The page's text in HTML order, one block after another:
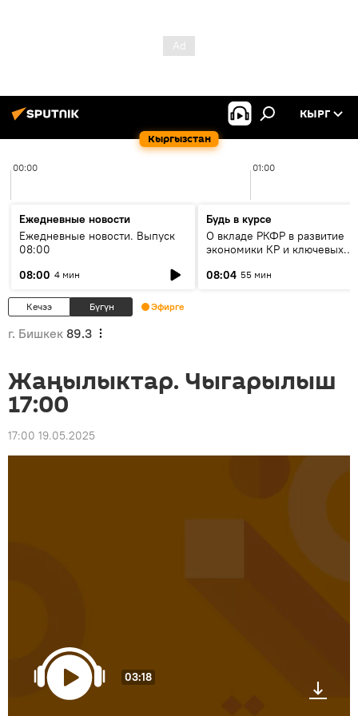
Кыргызстан
КЫРГ
00:00 01:00
Ежедневные новости
Ежедневные новости. Выпуск
08:00
08:00 4 мин
Будь в курсе
О вкладе РКФР в развитие
экономики КР и ключевых
08:04 55 мин
Кечээ Бүгүн Эфирге
г. Бишкек 89.3
Жаңылыктар. Чыгарылыш
17:00
17:00 19.05.2025
03:18